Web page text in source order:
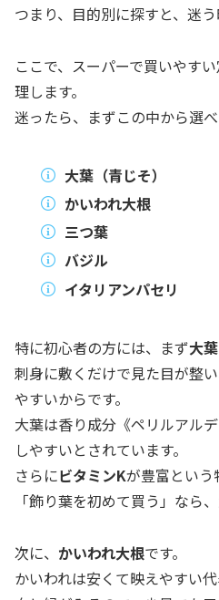
つまり、目的別に探すと、迷う
ここで、スーパーで買いやす
理します。
迷ったら、まずこの中から選べ
大葉（青じそ）
かいわれ大根
三つ葉
バジル
イタリアンパセリ
特に初心者の方には、まず大葉
刺身に敷くだけで見た目が整
やすいからです。
大葉は香り成分《ペリルアル
しやすいとされています。
さらにビタミンKが豊富という
「飾り葉を初めて買う」なら
次に、 かいわれ大根です。
かいわれは安くて映えやすい代